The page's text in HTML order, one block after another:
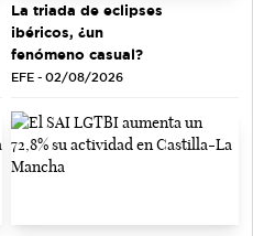
La triada de eclipses
ibéricos, ¿un
fenómeno casual?
EFE - 02/08/2026